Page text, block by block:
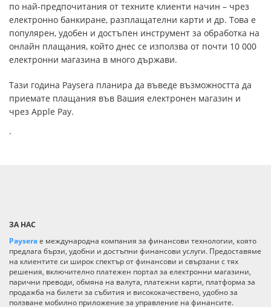
по най-предпочитания от техните клиенти начин – чрез
електронно банкиране, разплащателни карти и др. Това е
популярен, удобен и достъпен инструмент за обработка на
онлайн плащания, който днес се използва от почти 10 000
електронни магазина в много държави.
Тази година Paysera планира да въведе възможността да
приемате плащания във Вашия електронен магазин и
чрез Apple Pay.
.
ЗА НАС
Payseraе международна компания за финансови технологии, която
предлага бързи, удобни и достъпни финансови услуги. Предоставяме
на клиентите си широк спектър от финансови и свързани с тях
решения, включително платежен портал за електронни магазини,
парични преводи, обмяна на валута, платежни карти, платформа за
продажба на билети за събития и висококачествено, удобно за
ползване мобилно приложение за управление на финансите.